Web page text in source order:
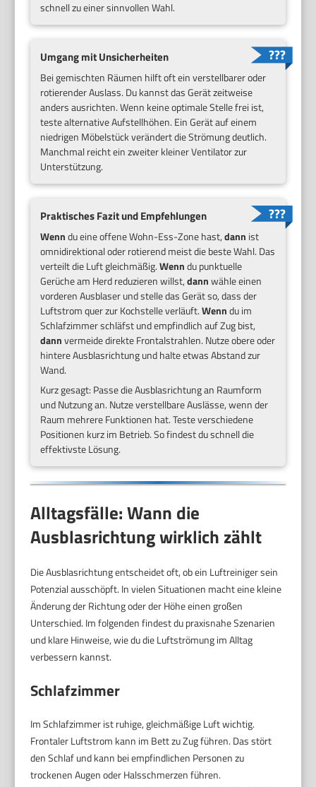
schnell zu einer sinnvollen Wahl.
Umgang mit Unsicherheiten
Bei gemischten Räumen hilft oft ein verstellbarer oder
rotierender Auslass. Du kannst das Gerät zeitweise
anders ausrichten. Wenn keine optimale Stelle frei ist,
teste alternative Aufstellhöhen. Ein Gerät auf einem
niedrigen Möbelstück verändert die Strömung deutlich.
Manchmal reicht ein zweiter kleiner Ventilator zur
Unterstützung.
Praktisches Fazit und Empfehlungen
Wenndu eine offene Wohn-Ess-Zone hast,dann ist
omnidirektional oder rotierend meist die beste Wahl. Das
verteilt die Luft gleichmäßig.Wenndu punktuelle
Gerüche am Herd reduzieren willst,dannwähle einen
vorderen Ausblaser und stelle das Gerät so, dass der
Luftstrom quer zur Kochstelle verläuft.Wenndu im
Schlafzimmer schläfst und empfindlich auf Zug bist,
dannvermeide direkte Frontalstrahlen. Nutze obere oder
hintere Ausblasrichtung und halte etwas Abstand zur
Wand.
Kurz gesagt: Passe die Ausblasrichtung an Raumform
und Nutzung an. Nutze verstellbare Auslässe, wenn der
Raum mehrere Funktionen hat. Teste verschiedene
Positionen kurz im Betrieb. So findest du schnell die
effektivste Lösung.
Alltagsfälle: Wann die
Ausblasrichtung wirklich zählt
Die Ausblasrichtung entscheidet oft, ob ein Luftreiniger sein
Potenzial ausschöpft. In vielen Situationen macht eine kleine
Änderung der Richtung oder der Höhe einen großen
Unterschied. Im folgenden findest du praxisnahe Szenarien
und klare Hinweise, wie du die Luftströmung im Alltag
verbessern kannst.
Schlafzimmer
Im Schlafzimmer ist ruhige, gleichmäßige Luft wichtig.
Frontaler Luftstrom kann im Bett zu Zug führen. Das stört
den Schlaf und kann bei empfindlichen Personen zu
trockenen Augen oder Halsschmerzen führen.